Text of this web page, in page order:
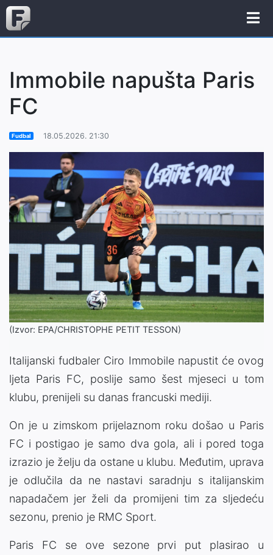
Immobile napušta Paris
FC
Fudbal 18.05.2026. 21:30
(Izvor: EPA/CHRISTOPHE PETIT TESSON)
Italijanski fudbaler Ciro Immobile napustit će ovog
ljeta Paris FC, poslije samo šest mjeseci u tom
klubu, prenijeli su danas francuski mediji.
On je u zimskom prijelaznom roku došao u Paris
FC i postigao je samo dva gola, ali i pored toga
izrazio je želju da ostane u klubu. Međutim, uprava
je odlučila da ne nastavi saradnju s italijanskim
napadačem jer želi da promijeni tim za sljedeću
sezonu, prenio je RMC Sport.
Paris FC se ove sezone prvi put plasirao u